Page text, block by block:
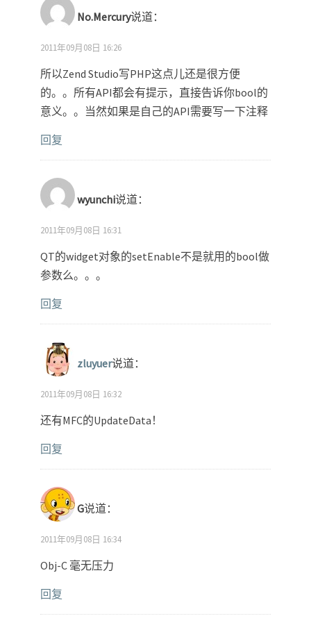
No.Mercury说道：
2011年09月08日 16:26
所以Zend Studio写PHP这点儿还是很方便
的。。所有API都会有提示，直接告诉你bool的
意义。。当然如果是自己的API需要写一下注释
回复
wyunchi说道：
2011年09月08日 16:31
QT的widget对象的setEnable不是就用的bool做
参数么。。。
回复
zluyuer说道：
2011年09月08日 16:32
还有MFC的UpdateData！
回复
G说道：
2011年09月08日 16:34
Obj-C 毫无压力
回复